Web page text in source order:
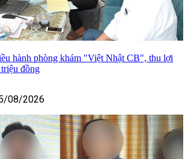
hành phòng khám "Việt Nhật CB", thu lợi
đồng
08/2026